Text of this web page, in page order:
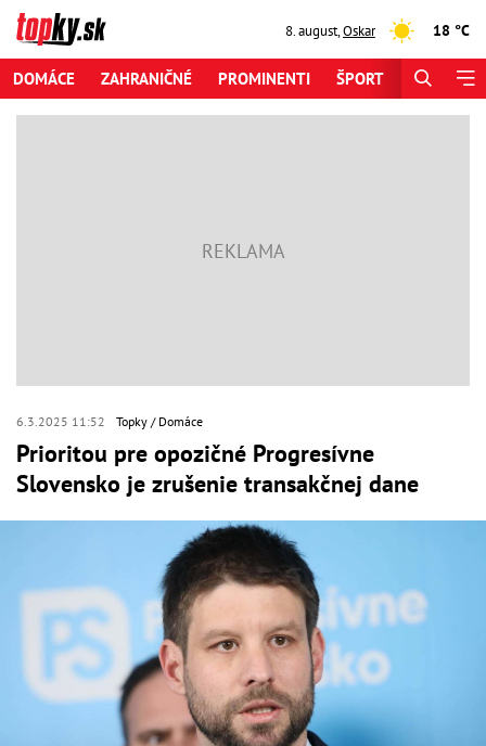
8. august,Oskar 18 °C
DOMÁCE ZAHRANIČNÉ PROMINENTI ŠPORT
6.3.2025 11:52 Topky Domáce
Prioritou pre opozičné Progresívne
Slovensko je zrušenie transakčnej dane